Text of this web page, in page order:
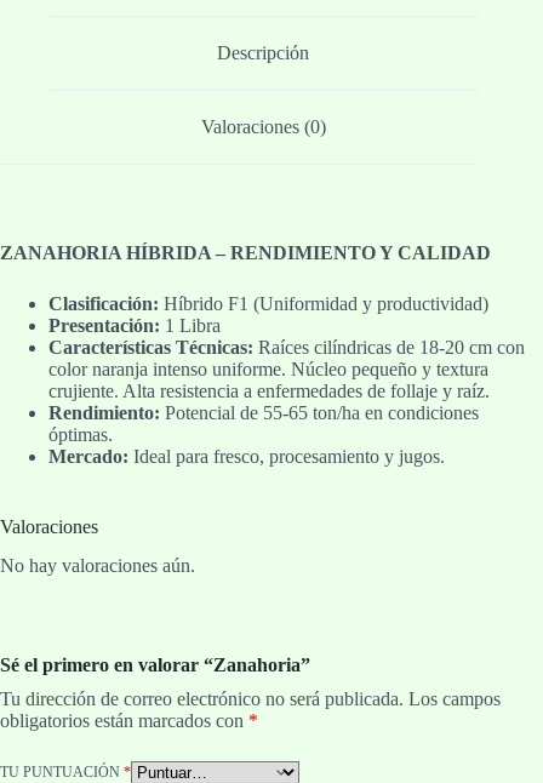
Descripción
Valoraciones (0)
ZANAHORIA HÍBRIDA – RENDIMIENTO Y CALIDAD
Clasificación: Híbrido F1 (Uniformidad y productividad)
Presentación: 1 Libra
Características Técnicas: Raíces cilíndricas de 18-20 cm con
color naranja intenso uniforme. Núcleo pequeño y textura
crujiente. Alta resistencia a enfermedades de follaje y raíz.
Rendimiento: Potencial de 55-65 ton/ha en condiciones
óptimas.
Mercado: Ideal para fresco, procesamiento y jugos.
Valoraciones
No hay valoraciones aún.
Sé el primero en valorar “Zanahoria”
Tu dirección de correo electrónico no será publicada. Los campos
obligatorios están marcados con *
TU PUNTUACIÓN *